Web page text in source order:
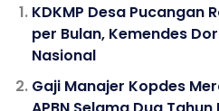
KDKMP Desa Pucangan
per Bulan, Kemendes
Nasional
Gaji Manajer Kopdes